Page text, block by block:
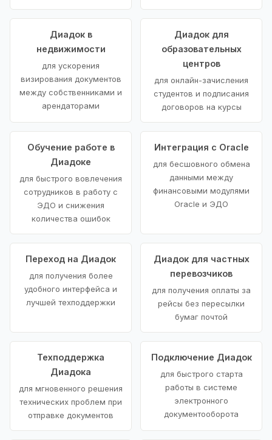
Диадок в
недвижимости
для ускорения
визирования документов
между собственниками и
арендаторами
Диадок для
образовательных
центров
для онлайн-зачисления
студентов и подписания
договоров на курсы
Обучение работе в
Диадоке
для быстрого вовлечения
сотрудников в работу с
ЭДО и снижения
количества ошибок
Интеграция с Oracle
для бесшовного обмена
данными между
финансовыми модулями
Oracle и ЭДО
Переход на Диадок
для получения более
удобного интерфейса и
лучшей техподдержки
Диадок для частных
перевозчиков
для получения оплаты за
рейсы без пересылки
бумаг почтой
Техподдержка
Диадока
для мгновенного решения
технических проблем при
отправке документов
Подключение Диадок
для быстрого старта
работы в системе
электронного
документооборота